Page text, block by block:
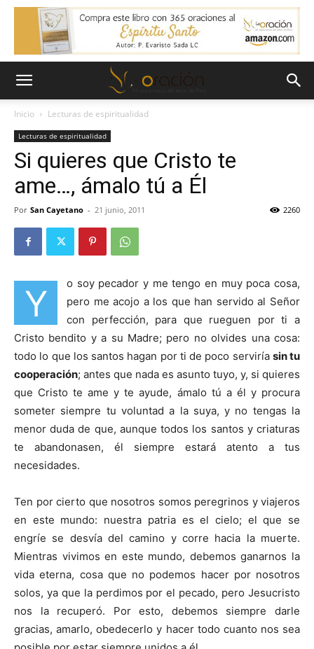
Inicio Lecturas de espiritualidad
Lecturas de espiritualidad
Si quieres que Cristo te
ame…, ámalo tú a Él
Por San Cayetano - 21 junio, 2011 2260
Y
o soy pecador y me tengo en muy poca cosa,
pero me acojo a los que han servido al Señor
con perfección, para que rueguen por ti a
Cristo bendito y a su Madre; pero no olvides una cosa:
todo lo que los santos hagan por ti de poco serviría sin tu
cooperación; antes que nada es asunto tuyo, y, si quieres
que Cristo te ame y te ayude, ámalo tú a él y procura
someter siempre tu voluntad a la suya, y no tengas la
menor duda de que, aunque todos los santos y criaturas
te abandonasen, él siempre estará atento a tus
necesidades.
Ten por cierto que nosotros somos peregrinos y viajeros
en este mundo: nuestra patria es el cielo; el que se
engríe se desvía del camino y corre hacia la muerte.
Mientras ­vivimos en este mundo, debemos ganarnos la
vida eterna, cosa que no podemos hacer por nosotros
solos, ya que la perdimos por el pecado, pero Jesucristo
nos la recuperó. Por esto, debemos siempre darle
gracias, amarlo, obedecerlo y hacer todo cuanto nos sea